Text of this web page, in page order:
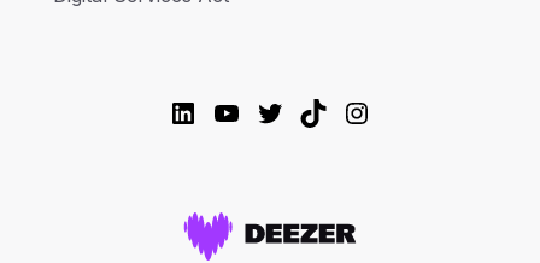
LinkedIn
YouTube
Twitter
TikTokInstagram